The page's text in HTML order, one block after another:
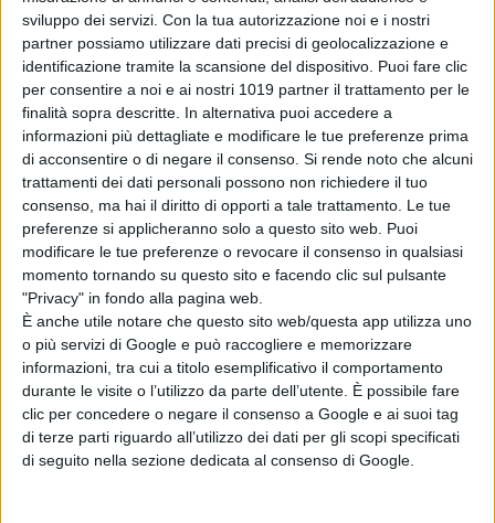
sviluppo dei servizi. Con la tua autorizzazione noi e i nostri
partner possiamo utilizzare dati precisi di geolocalizzazione e
identificazione tramite la scansione del dispositivo. Puoi fare clic
per consentire a noi e ai nostri 1019 partner il trattamento per le
finalità sopra descritte. In alternativa puoi accedere a
informazioni più dettagliate e modificare le tue preferenze prima
di acconsentire o di negare il consenso. Si rende noto che alcuni
trattamenti dei dati personali possono non richiedere il tuo
consenso, ma hai il diritto di opporti a tale trattamento. Le tue
preferenze si applicheranno solo a questo sito web. Puoi
modificare le tue preferenze o revocare il consenso in qualsiasi
momento tornando su questo sito e facendo clic sul pulsante
"Privacy" in fondo alla pagina web.
È anche utile notare che questo sito web/questa app utilizza uno
o più servizi di Google e può raccogliere e memorizzare
informazioni, tra cui a titolo esemplificativo il comportamento
durante le visite o l’utilizzo da parte dell’utente. È possibile fare
clic per concedere o negare il consenso a Google e ai suoi tag
di terze parti riguardo all’utilizzo dei dati per gli scopi specificati
di seguito nella sezione dedicata al consenso di Google.